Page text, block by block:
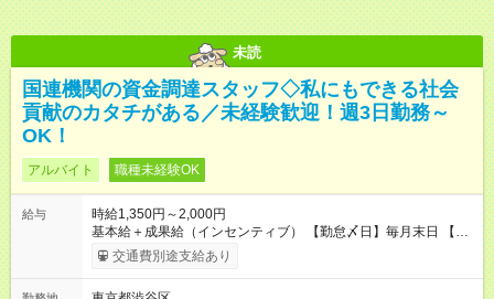
未読
国連機関の資金調達スタッフ◇私にもできる社会
貢献のカタチがある／未経験歓迎！週3日勤務～
OK！
アルバイト 職種未経験OK
給与
時給1,350円～2,000円
基本給＋成果給（インセンティブ） 【勤怠〆日】毎月末日 【給
与支払】翌月15日 下記はモデルの月収例です。詳細は面接でご
案内します。 ────── モデル月収 ────── 【週3日／月12日
交通費別途支給あり